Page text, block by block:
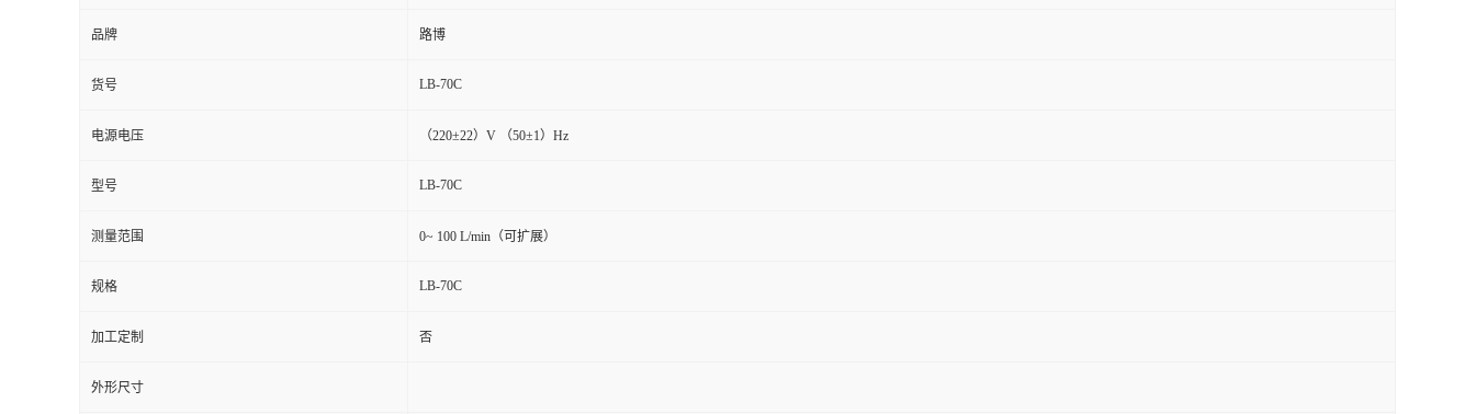
品牌 路博
货号 LB-70C
电源电压 （220±22）V （50±1）Hz
型号 LB-70C
测量范围 0~ 100 L/min（可扩展）
规格 LB-70C
加工定制 否
外形尺寸